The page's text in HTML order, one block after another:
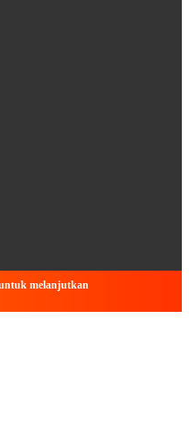
melanjutkan